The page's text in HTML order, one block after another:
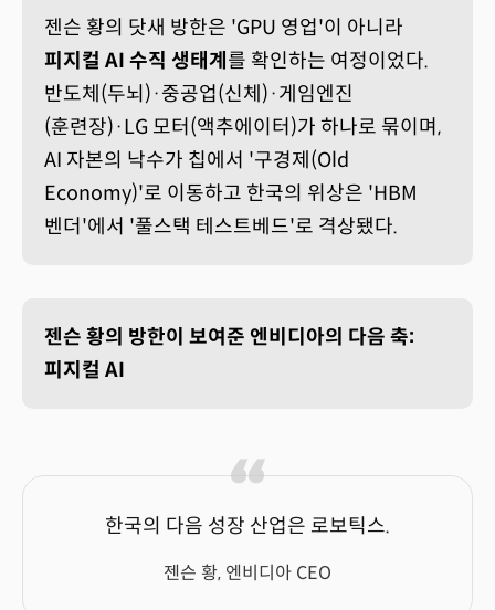
젠슨 황의 닷새 방한은 'GPU 영업'이 아니라
피지컬 AI 수직 생태계 를 확인하는 여정이었다.
반도체(두뇌)·중공업(신체)·게임엔진
(훈련장)·LG 모터(액추에이터)가 하나로 묶이며,
AI 자본의 낙수가 칩에서 '구경제(Old
Economy)'로 이동하고 한국의 위상은 'HBM
벤더'에서 '풀스택 테스트베드'로 격상됐다.
젠슨 황의 방한이 보여준 엔비디아의 다음 축:
피지컬 AI
한국의 다음 성장 산업은 로보틱스.
젠슨 황, 엔비디아 CEO